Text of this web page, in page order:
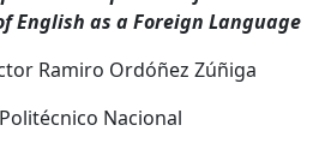
English as a Foreign Language
Ramiro Ordóñez Zúñiga
Nacional